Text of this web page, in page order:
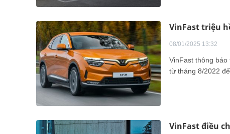
VinFast triệu
08/01/2025 13:32
VinFast thông
từ tháng 8/2022
VinFast điều